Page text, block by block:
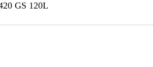
GS 120L